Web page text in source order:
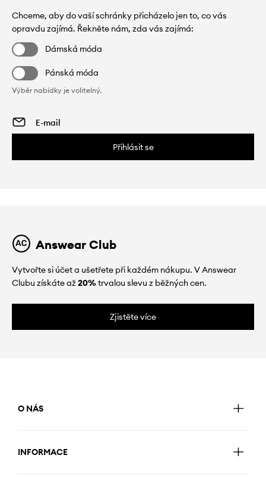
Chceme, aby do vaší schránky přicházelo jen to, co vás
opravdu zajímá. Řekněte nám, zda vás zajímá:
Dámská móda
Pánská móda
Výběr nabídky je volitelný.
Přihlásit se
Answear Club
Vytvořte si účet a ušetřete při každém nákupu. V Answear
Clubu získáte až20%trvalou slevu z běžných cen.
Zjistěte více
O NÁS
INFORMACE